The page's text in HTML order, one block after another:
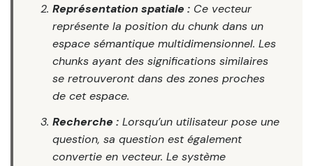
Représentation spatiale : Ce vecteur
représente la position du chunk dans un
espace sémantique multidimensionnel. Les
chunks ayant des significations similaires
se retrouveront dans des zones proches
de cet espace.
Recherche : Lorsqu’un utilisateur pose une
question, sa question est également
convertie en vecteur. Le système